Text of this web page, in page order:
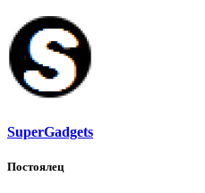
SuperGadgets
Постоялец